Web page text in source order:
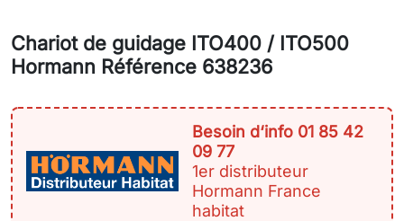
Chariot de guidage ITO400 / ITO500
Hormann Référence 638236
Besoin d‘info 01 85 42
09 77
1er distributeur
Hormann France
habitat